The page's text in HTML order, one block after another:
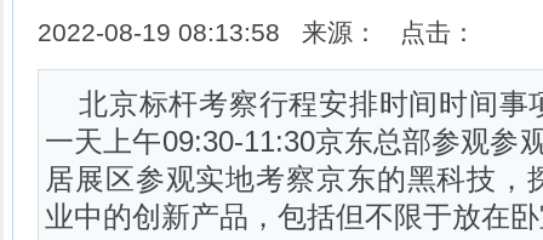
2022-08-19 08:13:58 来源： 点击：
北京标杆考察行程安排时间时间事
一天上午09:30-11:30京东总部参观参
居展区参观实地考察京东的黑科技，
业中的创新产品，包括但不限于放在